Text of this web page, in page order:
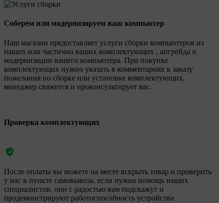
Соберем или модернизируем ваш компьютер
Наш магазин предоставляет услуги сборки компьютеров из
наших или частично ваших комплектующих , апгрейда и
модернизации вашего компьютера. При покупке
комплектующих нужно указать в комментариях к заказу
пожелания по сборке или установке комплектующих,
менеджер свяжется и проконсультирует вас.
Проверка комплектующих
После оплаты вы можете на месте вскрыть товар и проверить
у нас в пункте самовывоза, если нужна помощь наших
специалистов, они с радостью вам подскажут и
продемонстрируют работоспособность устройства